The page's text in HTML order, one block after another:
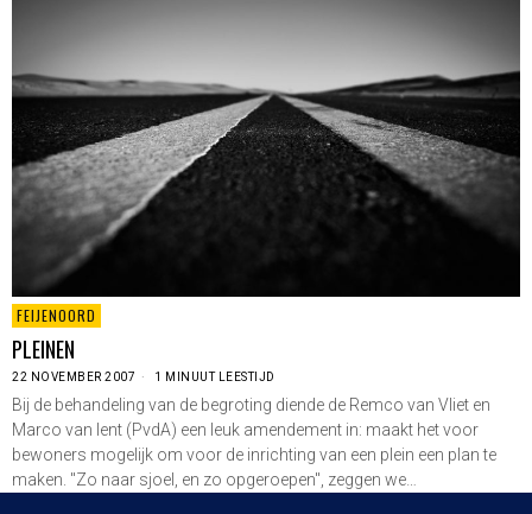
FEIJENOORD
PLEINEN
22 NOVEMBER 2007 1 MINUUT LEESTIJD
Bij de behandeling van de begroting diende de Remco van Vliet en
Marco van lent (PvdA) een leuk amendement in: maakt het voor
bewoners mogelijk om voor de inrichting van een plein een plan te
maken. "Zo naar sjoel, en zo opgeroepen", zeggen we…